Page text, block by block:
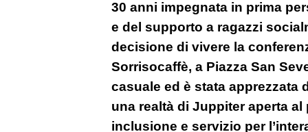
30 anni impegnata in prima
e del supporto a ragazzi
decisione di vivere la
Sorrisocaffè, a Piazza San
casuale ed è stata apprezzata
una realtà di Juppiter aperta
inclusione e servizio per